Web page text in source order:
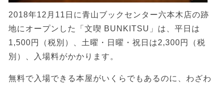
2018年12月11日に青山ブックセンター六本木店の跡
地にオープンした「文喫 BUNKITSU」は、平日は
1,500円（税別）、土曜・日曜・祝日は2,300円（税
別）、入場料がかかります。
無料で入場できる本屋がいくらでもあるのに、わざわ